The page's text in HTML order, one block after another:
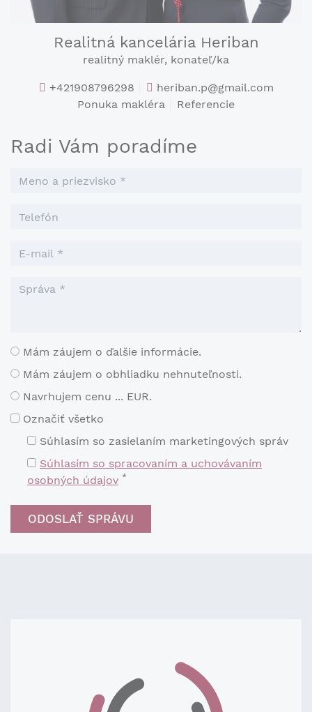
Realitná kancelária Heriban
realitný maklér, konateľ/ka
+421908796298
heriban.p@gmail.com
Ponuka makléra
Referencie
Radi Vám poradíme
Mám záujem o ďalšie informácie.
Mám záujem o obhliadku nehnuteľnosti.
Navrhujem cenu ... EUR.
Označiť všetko
Súhlasím so zasielaním marketingových správ
Súhlasím so spracovaním a uchovávaním
osobných údajov *